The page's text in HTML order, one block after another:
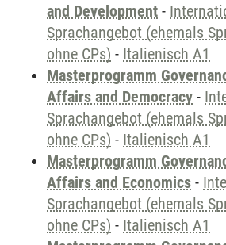
and Development -
Sprachangebot (ehemals
ohne CPs) - Italienisch A1
Masterprogramm
Affairs and Democracy -
Sprachangebot (ehemals
ohne CPs) - Italienisch A1
Masterprogramm
Affairs and Economics -
Sprachangebot (ehemals
ohne CPs) - Italienisch A1